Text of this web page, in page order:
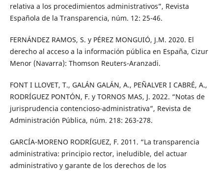
relativa a los procedimientos administrativos”, Revista
Española de la Transparencia, núm. 12: 25-46.
FERNÁNDEZ RAMOS, S. y PÉREZ MONGUIÓ, J.M. 2020. El
derecho al acceso a la información pública en España, Cizur
Menor (Navarra): Thomson Reuters-Aranzadi.
FONT I LLOVET, T., GALÁN GALÁN, A., PEÑALVER I CABRÉ, A.,
RODRÍGUEZ PONTÓN, F. y TORNOS MAS, J. 2022. “Notas de
jurisprudencia contencioso-administrativa”, Revista de
Administración Pública, núm. 218: 263-278.
GARCÍA-MORENO RODRÍGUEZ, F. 2011. “La transparencia
administrativa: principio rector, ineludible, del actuar
administrativo y garante de los derechos de los